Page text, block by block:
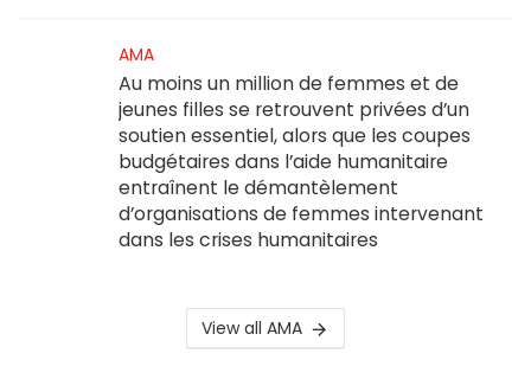
AMA
Au moins un million de femmes et de
jeunes filles se retrouvent privées d’un
soutien essentiel, alors que les coupes
budgétaires dans l’aide humanitaire
entraînent le démantèlement
d’organisations de femmes intervenant
dans les crises humanitaires
View all AMA